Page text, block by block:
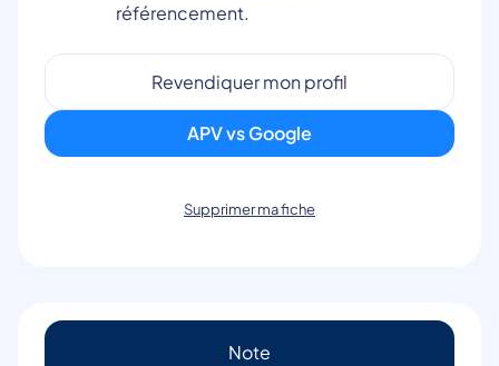
référencement.
Revendiquer mon profil
APV vs Google
Supprimer ma fiche
Note